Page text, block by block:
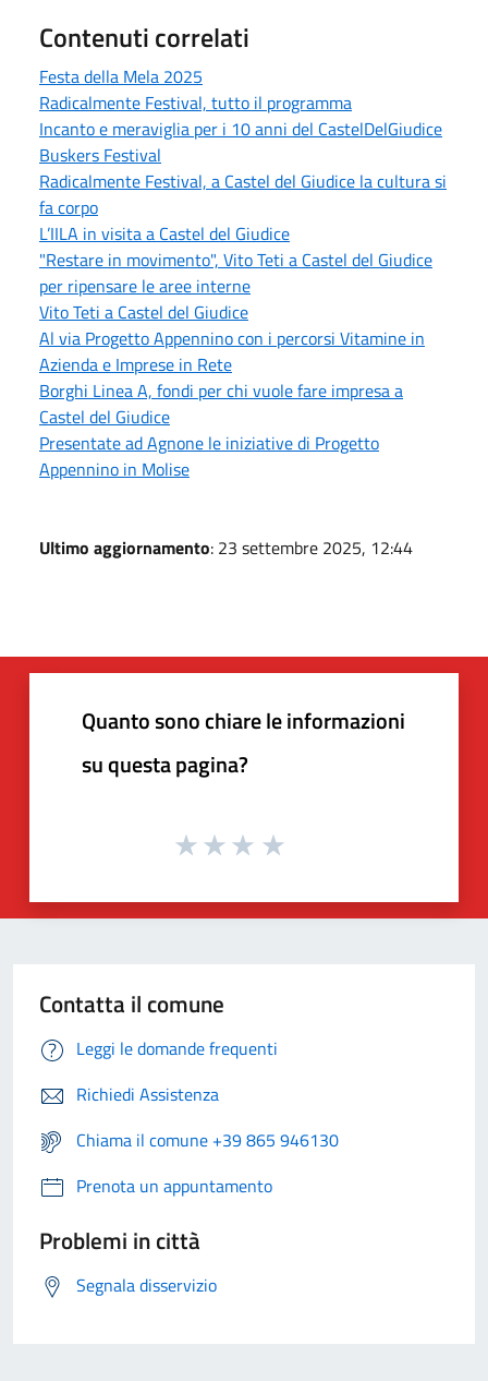
Contenuti correlati
Festa della Mela 2025
Radicalmente Festival, tutto il programma
Incanto e meraviglia per i 10 anni del CastelDelGiudice
Buskers Festival
Radicalmente Festival, a Castel del Giudice la cultura si
fa corpo
L’IILA in visita a Castel del Giudice
"Restare in movimento", Vito Teti a Castel del Giudice
per ripensare le aree interne
Vito Teti a Castel del Giudice
Al via Progetto Appennino con i percorsi Vitamine in
Azienda e Imprese in Rete
Borghi Linea A, fondi per chi vuole fare impresa a
Castel del Giudice
Presentate ad Agnone le iniziative di Progetto
Appennino in Molise
Ultimo aggiornamento: 23 settembre 2025, 12:44
Quanto sono chiare le informazioni
su questa pagina?
Contatta il comune
Leggi le domande frequenti
Richiedi Assistenza
Chiama il comune +39 865 946130
Prenota un appuntamento
Problemi in città
Segnala disservizio